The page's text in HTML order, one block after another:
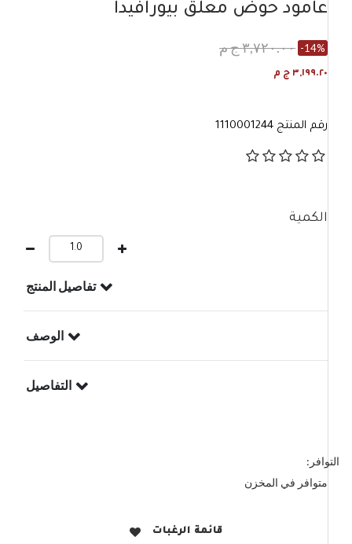
عامود حوض معلق بيورافيدا
٣,٧٢٠.٠٠ ج م -14%
٣,١٩٩.٢٠ ج م
رقم المنتج 1110001244
الكمية
تفاصيل المنتج
الوصف
التفاصيل
التوافر:
متوافر في المخزن
قائمة الرغبات